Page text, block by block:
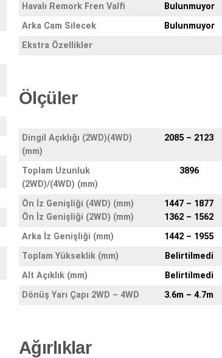
Havalı Remork Fren Valfi
Bulunmuyor
Arka Cam Silecek
Bulunmuyor
Ekstra Özellikler
Ölçüler
Dingil Açıklığı (2WD)(4WD)
(mm)
2085 – 2123
Toplam Uzunluk
(2WD)/(4WD) (mm)
3896
Ön İz Genişliği (4WD) (mm)
Ön İz Genişliği (2WD) (mm)
1447 – 1877
1362 – 1562
Arka İz Genişliği (mm)
1442 – 1955
Toplam Yükseklik (mm)
Belirtilmedi
Alt Açıklık (mm)
Belirtilmedi
Dönüş Yarı Çapı 2WD – 4WD
3.6m – 4.7m
Ağırlıklar